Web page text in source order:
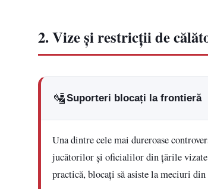
2. Vize și restricții de
🛂Suporteri blocați la frontieră
Una dintre cele mai dureroase
jucătorilor și oficialilor din țările
practică, blocați să asiste la meciuri